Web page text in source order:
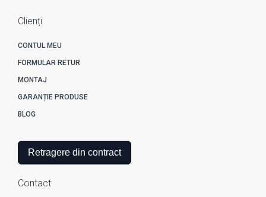
Clienți
CONTUL MEU
FORMULAR RETUR
MONTAJ
GARANȚIE PRODUSE
BLOG
Retragere din contract
Contact